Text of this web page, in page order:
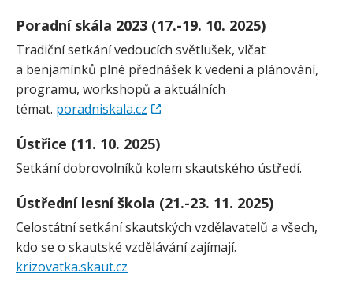
Poradní skála 2023 (17.-19. 10. 2025)
Tradiční setkání vedoucích světlušek, vlčat
a benjamínků plné přednášek k vedení a plánování,
programu, workshopů a aktuálních
témat. poradniskala.cz
Ústřice (11. 10. 2025)
Setkání dobrovolníků kolem skautského ústředí.
Ústřední lesní škola (21.-23. 11. 2025)
Celostátní setkání skautských vzdělavatelů a všech,
kdo se o skautské vzdělávání zajímají.
krizovatka.skaut.cz